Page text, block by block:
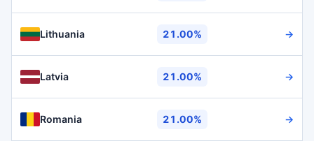
Lithuania 21.00% →
Latvia 21.00% →
Romania 21.00% →